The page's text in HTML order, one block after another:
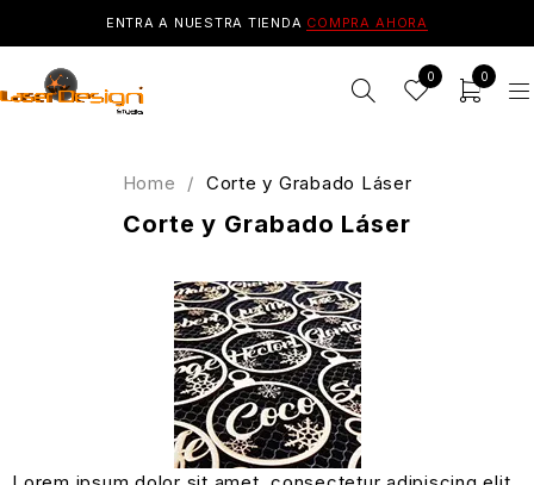
ENTRA A NUESTRA TIENDA COMPRA AHORA
0 0
Corte y Grabado Láser
Home / Corte y Grabado Láser